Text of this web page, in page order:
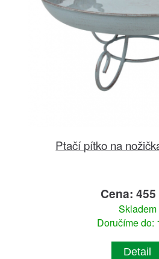
Ptačí pítko na
Cena:
Skladem
Doručíme do:
Detail